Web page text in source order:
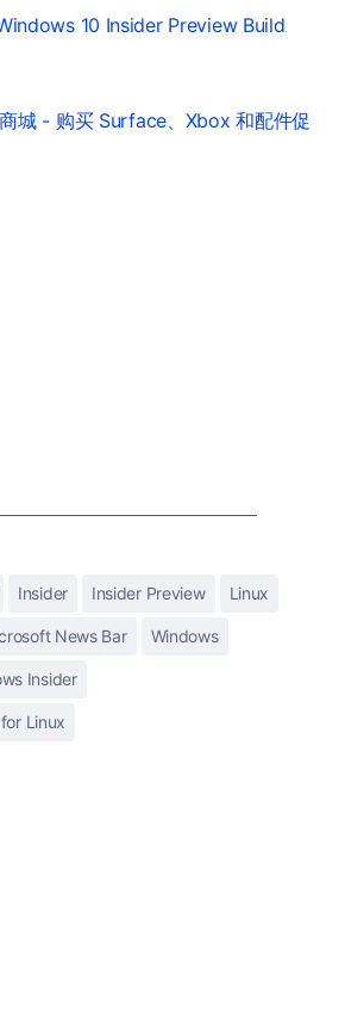
10 Insider Preview Build
城 - 购买 Surface、Xbox 和配件促
Insider Insider Preview Linux
News Bar Windows
Insider
Linux